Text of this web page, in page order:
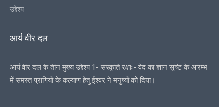
उद्देश्य
आर्य वीर दल
आर्य वीर दल के तीन मुख्य उद्देश्य 1- संस्कृति रक्षाः- वेद का ज्ञान सृष्टि के आरम्भ
में समस्त प्राणियों के कल्याण हेतु ईश्वर ने मनुष्यों को दिया।